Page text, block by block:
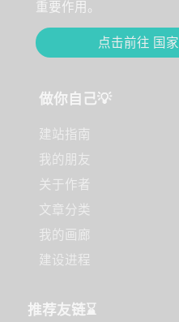
重要作用。
点击前往 国
做你自己💡
建站指南
我的朋友
关于作者
文章分类
我的画廊
建设进程
推荐友链⌛